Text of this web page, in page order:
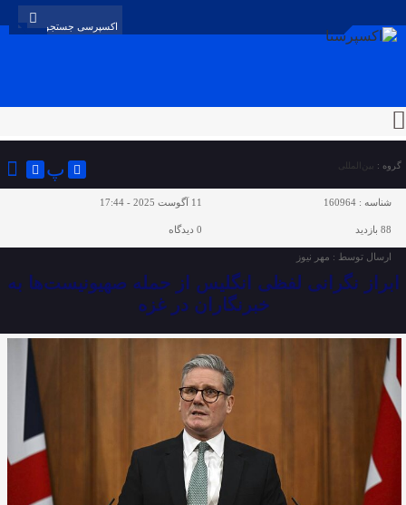
گروه : بین‌المللی پ
شناسه : 160964 11 آگوست 2025 - 17:44
88 بازدید 0 دیدگاه
ارسال توسط : مهر نیوز
ابراز نگرانی لفظی انگلیس از حمله صهیونیست‌ها به
خبرنگاران در غزه